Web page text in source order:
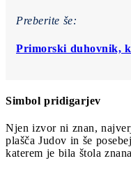
Preberite še:
Primorski duhovnik,
Simbol pridigarjev
Njen izvor ni znan,
plašča Judov in še
katerem je bila štola